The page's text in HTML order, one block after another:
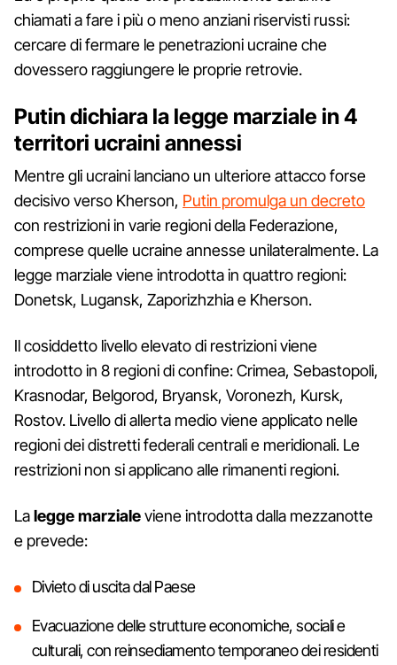
chiamati a fare i più o meno anziani riservisti russi:
cercare di fermare le penetrazioni ucraine che
dovessero raggiungere le proprie retrovie.
Putin dichiara la legge marziale in 4
territori ucraini annessi
Mentre gli ucraini lanciano un ulteriore attacco forse
decisivo verso Kherson, Putin promulga un decreto
con restrizioni in varie regioni della Federazione,
comprese quelle ucraine annesse unilateralmente. La
legge marziale viene introdotta in quattro regioni:
Donetsk, Lugansk, Zaporizhzhia e Kherson.
Il cosiddetto livello elevato di restrizioni viene
introdotto in 8 regioni di confine: Crimea, Sebastopoli,
Krasnodar, Belgorod, Bryansk, Voronezh, Kursk,
Rostov. Livello di allerta medio viene applicato nelle
regioni dei distretti federali centrali e meridionali. Le
restrizioni non si applicano alle rimanenti regioni.
Lalegge marzialeviene introdotta dalla mezzanotte
e prevede:
Divieto di uscita dal Paese
Evacuazione delle strutture economiche, sociali e
culturali, con reinsediamento temporaneo dei residenti